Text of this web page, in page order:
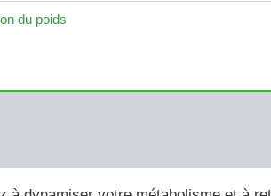
€36.00.
du poids